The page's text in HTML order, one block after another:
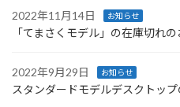
2022年11月14日 お知らせ
「てまさくモデル」の在庫切れ
2022年9月29日 お知らせ
スタンダードモデルデスクトッ